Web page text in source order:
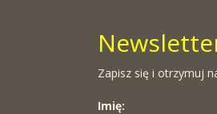
Zapisz się i otrzymuj
Imię: